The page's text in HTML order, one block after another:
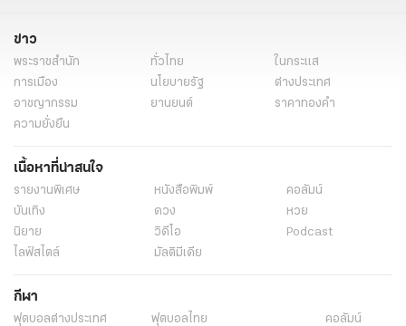
ข่าว
พระราชสำนัก ทั่วไทย
ในกระแส
การเมือง
นโยบายรัฐ
ต่างประเทศ
อาชญากรรม
ยานยนต์
ราคาทองคำ
ความยั่งยืน
เนื้อหาที่น่าสนใจ
รายงานพิเศษ หนังสือพิมพ์
คอลัมน์
บันเทิง
ดวง
หวย
นิยาย
วิดีโอ
Podcast
ไลฟ์สไตล์
มัลติมีเดีย
กีฬา
ฟุตบอลต่่างประเทศ ฟุตบอลไทย
คอลัมน์